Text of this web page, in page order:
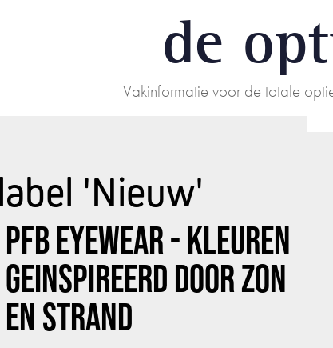
de
Vakinformatie voor de totale
'Nieuw'
PFB EYEWEAR - KLEUREN
GEINSPIREERD DOOR ZON
EN STRAND